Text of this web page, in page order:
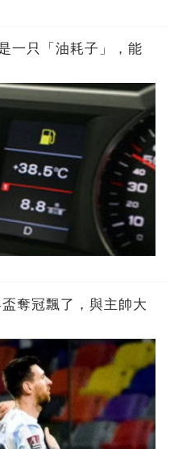
一只「油耗子」，能
奪冠飄了，與主帥大